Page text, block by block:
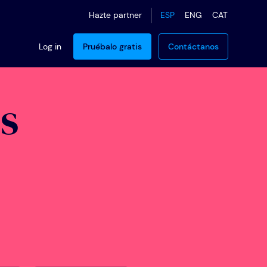
Hazte partner ESP ENG CAT
Log in Pruébalo gratis Contáctanos